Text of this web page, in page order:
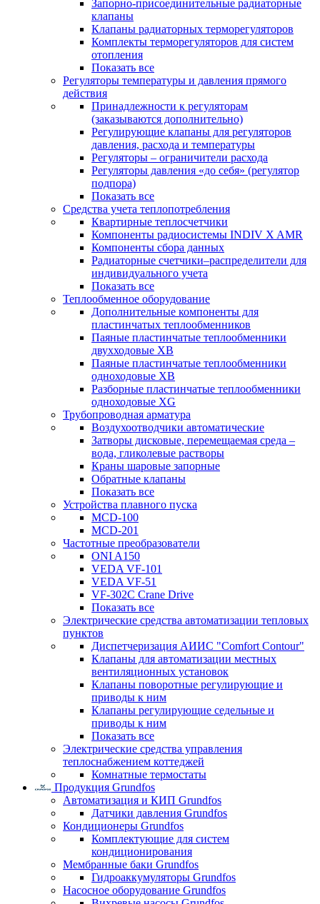
Запорно-присоединительные радиаторные
клапаны
Клапаны радиаторных терморегуляторов
Комплекты терморегуляторов для систем
отопления
Показать все
Регуляторы температуры и давления прямого
действия
Принадлежности к регуляторам
(заказываются дополнительно)
Регулирующие клапаны для регуляторов
давления, расхода и температуры
Регуляторы – ограничители расхода
Регуляторы давления «до себя» (регулятор
подпора)
Показать все
Средства учета теплопотребления
Квартирные теплосчетчики
Компоненты радиосистемы INDIV X AMR
Компоненты сбора данных
Радиаторные счетчики–распределители для
индивидуального учета
Показать все
Теплообменное оборудование
Дополнительные компоненты для
пластинчатых теплообменников
Паяные пластинчатые теплообменники
двухходовые XB
Паяные пластинчатые теплообменники
одноходовые ХВ
Разборные пластинчатые теплообменники
одноходовые ХG
Трубопроводная арматура
Воздухоотводчики автоматические
Затворы дисковые, перемещаемая среда –
вода, гликолевые растворы
Краны шаровые запорные
Обратные клапаны
Показать все
Устройства плавного пуска
MCD-100
MCD-201
Частотные преобразователи
ONI A150
VEDA VF-101
VEDA VF-51
VF-302C Crane Drive
Показать все
Электрические средства автоматизации тепловых
пунктов
Диспетчеризация АИИС "Comfort Contour"
Клапаны для автоматизации местных
вентиляционных установок
Клапаны поворотные регулирующие и
приводы к ним
Клапаны регулирующие седельные и
приводы к ним
Показать все
Электрические средства управления
теплоснабжением коттеджей
Комнатные термостаты
Продукция Grundfos
Автоматизация и КИП Grundfos
Датчики давления Grundfos
Кондиционеры Grundfos
Комплектующие для систем
кондиционирования
Мембранные баки Grundfos
Гидроаккумуляторы Grundfos
Насосное оборудование Grundfos